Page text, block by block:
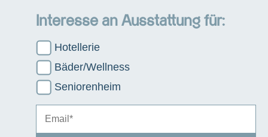
Interesse an Ausstattung für:
Hotellerie
Bäder/Wellness
Seniorenheim